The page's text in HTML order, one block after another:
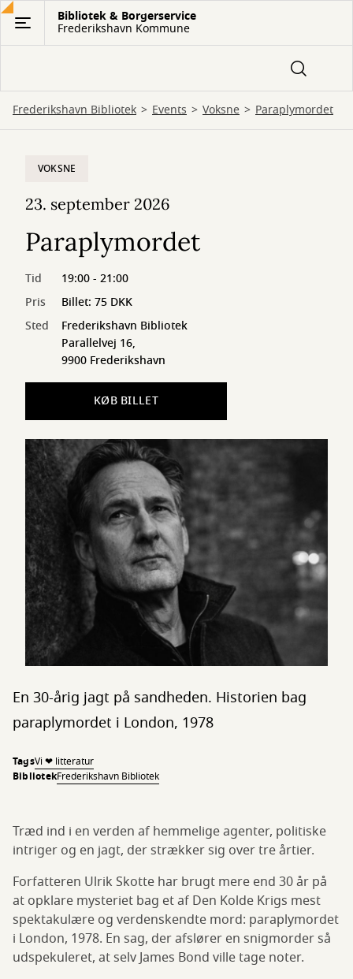
Gå
hovedindhold
Bibliotek & Borgerservice
Frederikshavn Kommune
Frederikshavn Bibliotek Events Voksne Paraplymordet
VOKSNE
23. september 2026
Paraplymordet
Tid
19:00 - 21:00
Pris
Billet: 75 DKK
Sted
Frederikshavn Bibliotek
Parallelvej 16,
9900 Frederikshavn
KØB BILLET
En 30-årig jagt på sandheden. Historien bag
paraplymordet i London, 1978
TagsVi ❤ litteratur
BibliotekFrederikshavn Bibliotek
Træd ind i en verden af hemmelige agenter, politiske
intriger og en jagt, der strækker sig over tre årtier.
Forfatteren Ulrik Skotte har brugt mere end 30 år på
at opklare mysteriet bag et af Den Kolde Krigs mest
spektakulære og verdenskendte mord: paraplymordet
i London, 1978. En sag, der afslører en snigmorder så
udspekuleret, at selv James Bond ville tage noter.